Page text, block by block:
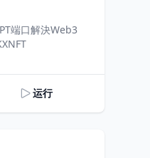
端口解決Web3
运行